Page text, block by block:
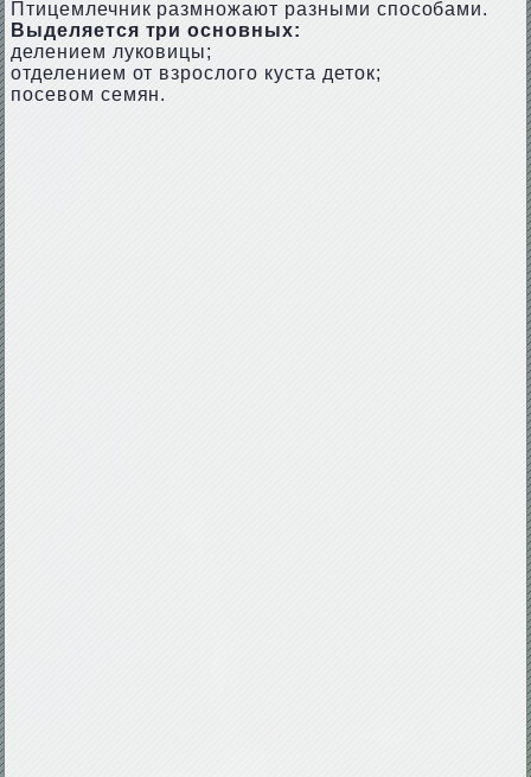
Птицемлечник размножают разными способами.
Выделяется три основных:
делением луковицы;
отделением от взрослого куста деток;
посевом семян.